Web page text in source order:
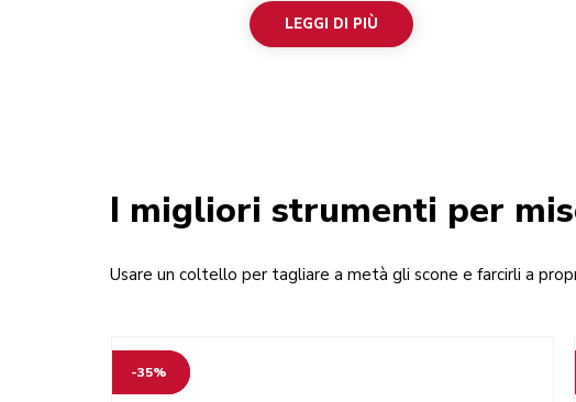
LEGGI DI PIÙ
I migliori strumenti per
Usare un coltello per tagliare a metà gli scone e farcirli a
-35%